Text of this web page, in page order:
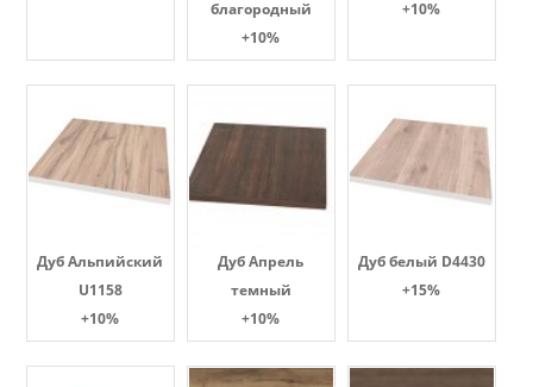
благородный
+10%
+10%
Дуб Альпийский
U1158
+10%
Дуб Апрель
темный
+10%
Дуб белый D4430
+15%